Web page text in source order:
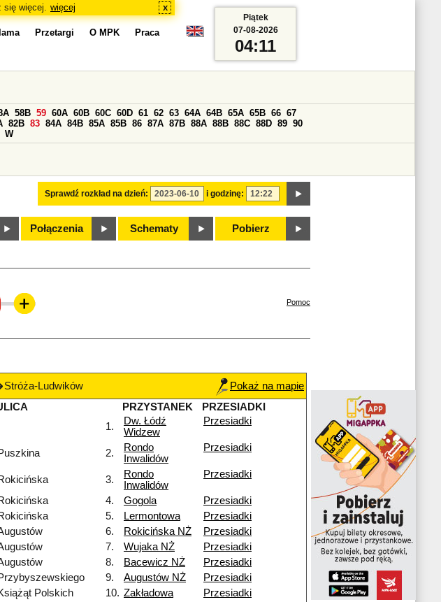
się więcej. więcej x
Przetargi O MPK Praca
Sprawdź rozkład na dzień: i godzinę:
58B 59 60A 60B 60C 60D 61 62 63 64A 64B 65A 65B 66 67
82B 83 84A 84B 85A 85B 86 87A 87B 88A 88B 88C 88D 89 90
W
Połączenia Schematy Pobierz
Piątek
07-08-2026
04:11
Pomoc
Stróża-Ludwików
Pokaż na mapie
PRZYSTANEK
PRZESIADKI
1.
Dw. Łódź
Widzew
Przesiadki
2.
Rondo
Inwalidów
Przesiadki
3.
Rondo
Inwalidów
Przesiadki
4. Gogola
Przesiadki
5. Lermontowa
Przesiadki
6. Rokicińska NŻ
Przesiadki
7. Wujaka NŻ
Przesiadki
8. Bacewicz NŻ
Przesiadki
9. Augustów NŻ
Przesiadki
Polskich
10. Zakładowa
Przesiadki